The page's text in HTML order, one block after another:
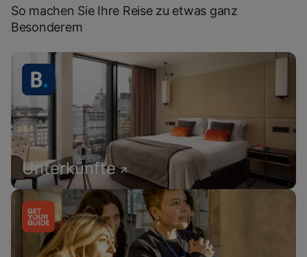
So machen Sie Ihre Reise zu etwas ganz
Besonderem
Unterkünfte